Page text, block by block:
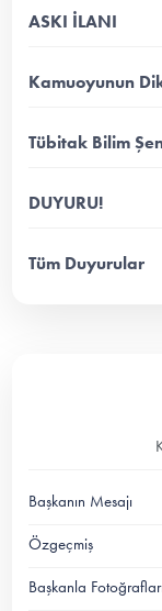
ASKI İLANI
Kamuoyunun
Tübitak Bilim
DUYURU!
Tüm Duyurular
Başkanın Mesajı
Özgeçmiş
Başkanla